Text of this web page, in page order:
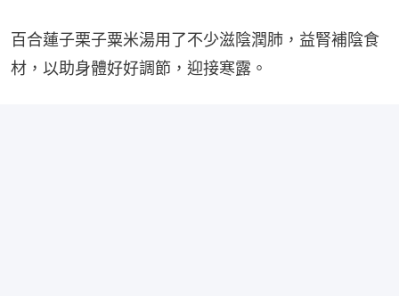
百合蓮子栗子粟米湯用了不少滋陰潤肺，益腎補陰食
材，以助身體好好調節，迎接寒露。